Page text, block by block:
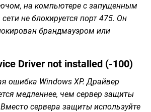
на компьютере с запущенным
не блокируется порт 475. Он
брандмауэром или
Driver not installed (-100)
ошибка Windows XP. Драйвер
медленнее, чем сервер защиты
Вместо сервера защиты используйте